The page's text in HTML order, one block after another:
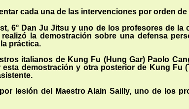
cada una de las intervenciones por orden
6° Dan Ju Jitsu y uno de los profesores de la
la demostración sobre una defensa
práctica.
italianos de Kung Fu (Hung Gar) Paolo
esta demostración y otra posterior de Kung Fu
lesión del Maestro Alain Sailly, uno de los